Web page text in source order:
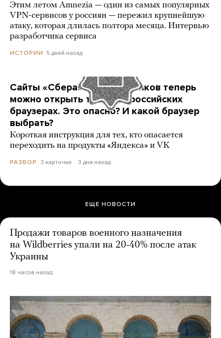
Этим летом Amnezia — один из самых популярных
VPN-сервисов у россиян — пережил крупнейшую
атаку, которая длилась полтора месяца. Интервью
разработчика сервиса
ИСТОРИИ 5 дней назад
Сайты «Сбера» и других банков теперь
можно открыть только в российских
браузерах. Это опасно? И какой браузер
выбрать?
Короткая инструкция для тех, кто опасается
переходить на продукты «Яндекса» и VK
РАЗБОР 3 карточки 3 дня назад
ЕЩЕ НОВОСТИ
Продажи товаров военного назначения
на Wildberries упали на 20-40% после атак
Украины
18 часов назад